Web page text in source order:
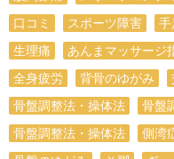
口コミ
スポーツ障害 手
生理痛
あんまマッサージ
全身疲労
背骨のゆがみ
骨盤調整法・操体法
骨盤
骨盤調整法・操体法
側湾